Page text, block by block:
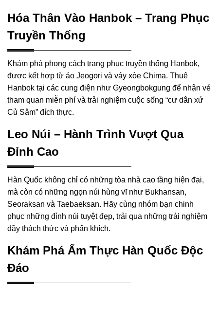
Hóa Thân Vào Hanbok – Trang Phục
Truyền Thống
Khám phá phong cách trang phục truyền thống Hanbok,
được kết hợp từ áo Jeogori và váy xòe Chima. Thuê
Hanbok tại các cung điện như Gyeongbokgung để nhận vé
tham quan miễn phí và trải nghiệm cuộc sống “cư dân xứ
Củ Sâm” đích thực.
Leo Núi – Hành Trình Vượt Qua
Đỉnh Cao
Hàn Quốc không chỉ có những tòa nhà cao tầng hiện đại,
mà còn có những ngọn núi hùng vĩ như Bukhansan,
Seoraksan và Taebaeksan. Hãy cùng nhóm bạn chinh
phục những đỉnh núi tuyệt đẹp, trải qua những trải nghiệm
đầy thách thức và phấn khích.
Khám Phá Ẩm Thực Hàn Quốc Độc
Đáo